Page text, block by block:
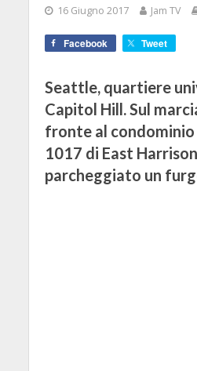
16 Giugno 2017 Jam TV
Facebook Tweet
Seattle, quartiere
Capitol Hill. Sul
fronte al condominio
1017 di East
parcheggiato un